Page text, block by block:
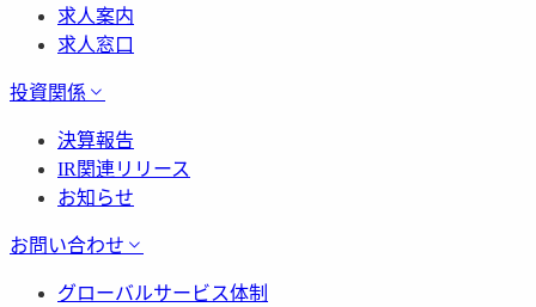
求人案内
求人窓口
投資関係
決算報告
IR関連リリース
お知らせ
お問い合わせ
グローバルサービス体制